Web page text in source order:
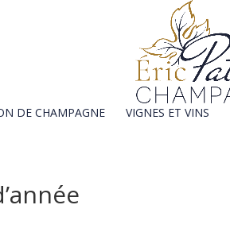
DE CHAMPAGNE VIGNES ET VINS